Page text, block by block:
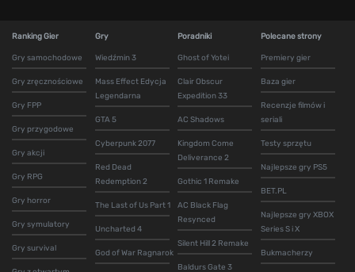
Ranking Gier
Gry samochodowe
Gry zręcznościowe
Gry FPP
Gry przygodowe
Gry akcji
Gry RPG
Gry horror
Gry symulatory
Gry survival
Gry
Wiedźmin 3
Mass Effect Edycja
Legendarna
GTA 5
Cyberpunk 2077
Red Dead
Redemption 2
The Last of Us Part 1
Uncharted 4
God of War Ragnarok
Poradniki
Ghost of Yotei
Clair Obscur
Expedition 33
AC Shadows
Kingdom Come
Deliverance 2
Gothic 1 Remake
AC Black Flag
Resynced
Silent Hill 2 Remake
Baldurs Gate 3
Polecane strony
Premiery gier
Baza gier
Recenzje filmów i
seriali
Testy sprzętu
Najlepsze gry PS5
BET.PL
Najlepsze gry XBOX
Series S i X
Bukmacherzy